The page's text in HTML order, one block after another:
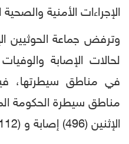
الإجراءات الأمنية
وترفض جماعة الحوثيين
لحالات الإصابة
في مناطق سيطرتها،
مناطق سيطرة الحكومة
الإثنين (496) إصابة و (112) وفاة و(23) حالة تعافٍ.